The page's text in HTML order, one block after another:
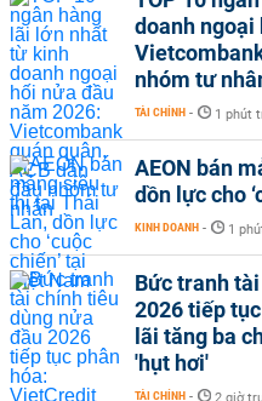
doanh ngoại
nhóm tư
TÀI CHÍNH - 1 phút
AEON bán
dồn lực cho
KINH DOANH - 1
Bức tranh
2026 tiếp
lãi tăng ba
'hụt hơi'
TÀI CHÍNH -